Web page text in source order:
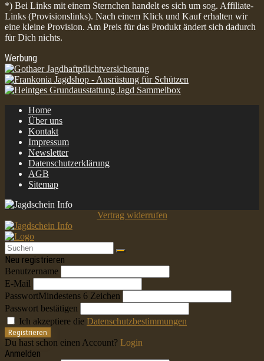
*) Bei Links mit einem Sternchen handelt es sich um sog. Affiliate-
Links (Provisionslinks). Nach einem Klick und Kauf erhalten wir
eine kleine Provision. Am Preis für das Produkt ändert sich dadurch
für Dich nichts.
Werbung
Home
Über uns
Kontakt
Impressum
Newsletter
Datenschutzerklärung
AGB
Sitemap
Vertrag widerrufen
Neu registrieren
Benutzername
E-Mail
PasswortMindestens 6 Zeichen
Passwort bestätigen
Ich akzeptiere die Datenschutzbestimmungen
Registrieren
Du hast schon einen Account? Login
Anmelden